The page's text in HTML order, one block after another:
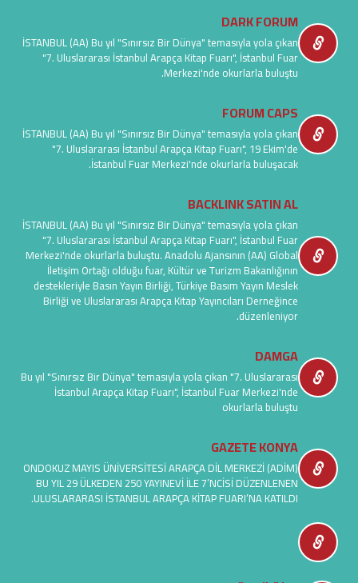
DARK FORUM
İSTANBUL (AA) Bu yıl "Sınırsız Bir Dünya" temasıyla yola çıkan
"7. Uluslararası İstanbul Arapça Kitap Fuarı", İstanbul Fuar
Merkezi'nde okurlarla buluştu.
FORUM CAPS
İSTANBUL (AA) Bu yıl "Sınırsız Bir Dünya" temasıyla yola çıkan
"7. Uluslararası İstanbul Arapça Kitap Fuarı", 19 Ekim'de
İstanbul Fuar Merkezi'nde okurlarla buluşacak.
BACKLINK SATIN AL
İSTANBUL (AA) Bu yıl "Sınırsız Bir Dünya" temasıyla yola çıkan
"7. Uluslararası İstanbul Arapça Kitap Fuarı", İstanbul Fuar
Merkezi'nde okurlarla buluştu. Anadolu Ajansının (AA) Global
İletişim Ortağı olduğu fuar, Kültür ve Turizm Bakanlığının
destekleriyle Basın Yayın Birliği, Türkiye Basım Yayın Meslek
Birliği ve Uluslararası Arapça Kitap Yayıncıları Derneğince
düzenleniyor.
DAMGA
Bu yıl "Sınırsız Bir Dünya" temasıyla yola çıkan "7. Uluslararası
İstanbul Arapça Kitap Fuarı", İstanbul Fuar Merkezi'nde
okurlarla buluştu
GAZETE KONYA
ONDOKUZ MAYIS ÜNİVERSİTESİ ARAPÇA DİL MERKEZİ (ADİM)
BU YIL 29 ÜLKEDEN 250 YAYINEVİ İLE 7’NCİSİ DÜZENLENEN
ULUSLARARASI İSTANBUL ARAPÇA KİTAP FUARI’NA KATILDI.